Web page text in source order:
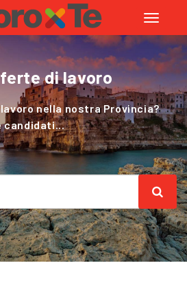
Toggle
di lavoro
nella nostra Provincia?
candidati...
nel Settore Agricolo
nella nostra Provincia?
candidati...